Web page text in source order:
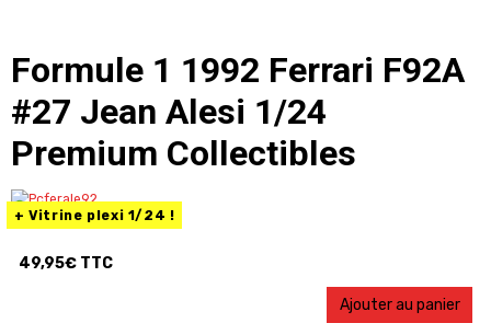
Formule 1 1992 Ferrari F92A
#27 Jean Alesi 1/24
Premium Collectibles
+ Vitrine plexi 1/24 !
Disponibilité : En stock
49,95€ TTC
Ajouter au panier